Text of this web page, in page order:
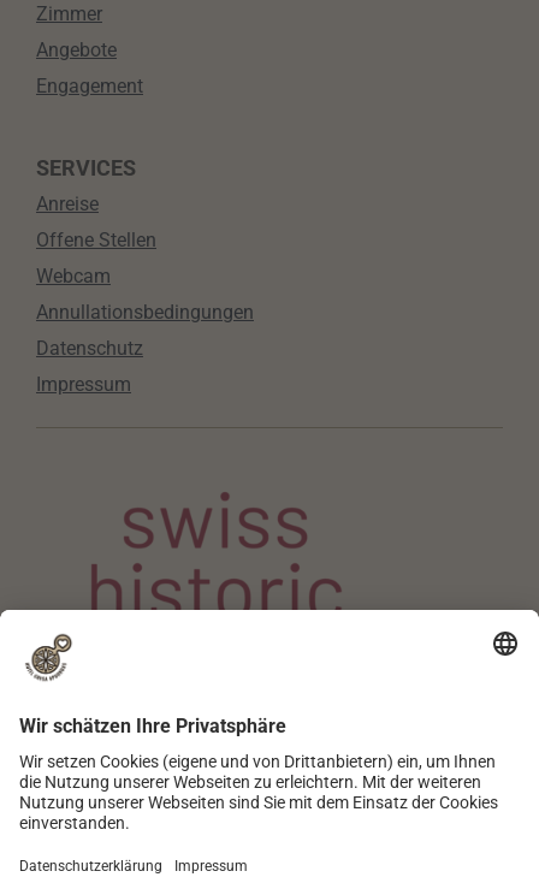
Zimmer
Angebote
Engagement
SERVICES
Anreise
Offene Stellen
Webcam
Annullationsbedingungen
Datenschutz
Impressum